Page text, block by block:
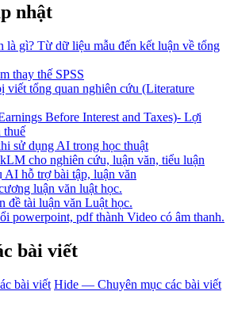
nhật
là gì? Từ dữ liệu mẫu đến kết luận về tổng
thay thế SPSS
viết tổng quan nghiên cứu (Literature
Before Interest and Taxes)- Lợi
thuế
sử dụng AI trong học thuật
cho nghiên cứu, luận văn, tiểu luận
AI hỗ trợ bài tập, luận văn
luận văn luật học.
đề tài luận văn Luật học.
powerpoint, pdf thành Video có âm thanh.
bài viết
bài viết Hide — Chuyên mục các bài viết